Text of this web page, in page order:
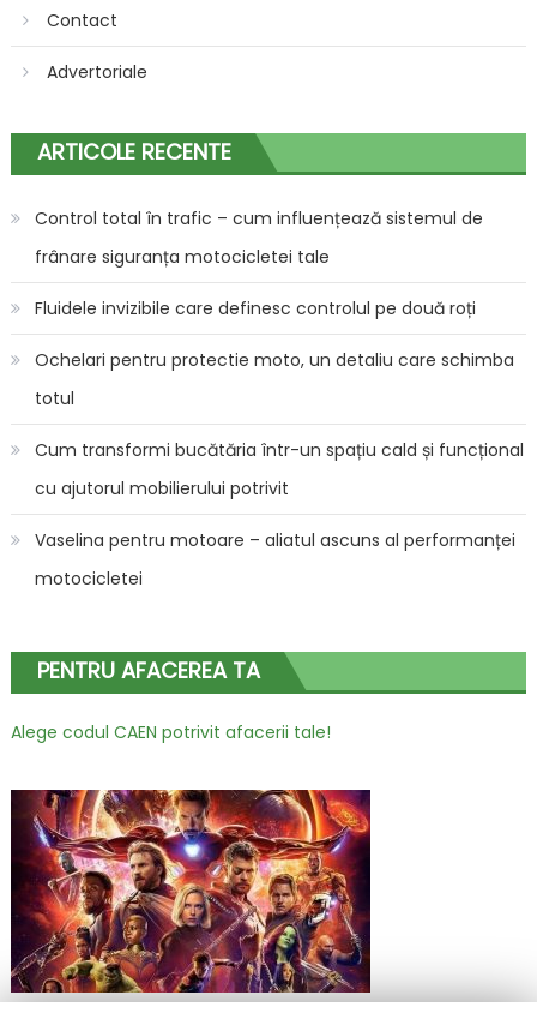
Contact
Advertoriale
ARTICOLE RECENTE
Control total în trafic – cum influențează sistemul de
frânare siguranța motocicletei tale
Fluidele invizibile care definesc controlul pe două roți
Ochelari pentru protectie moto, un detaliu care schimba
totul
Cum transformi bucătăria într-un spațiu cald și funcțional
cu ajutorul mobilierului potrivit
Vaselina pentru motoare – aliatul ascuns al performanței
motocicletei
PENTRU AFACEREA TA
Alege codul CAEN potrivit afacerii tale!